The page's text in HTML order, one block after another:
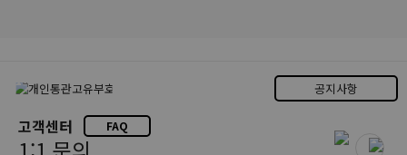
공지사항
고객센터 FAQ